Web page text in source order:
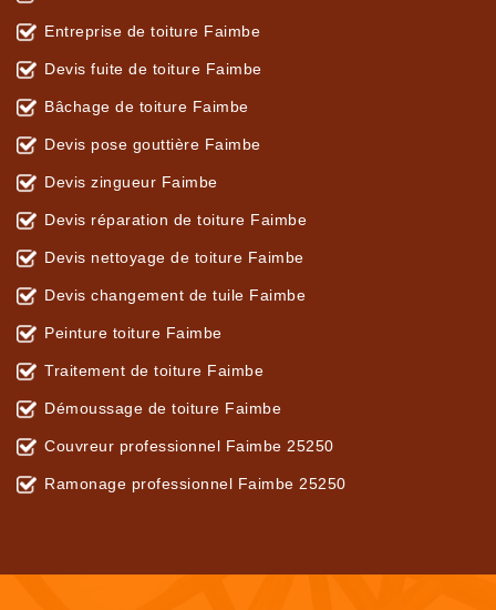
Entreprise de toiture Faimbe
Devis fuite de toiture Faimbe
Bâchage de toiture Faimbe
Devis pose gouttière Faimbe
Devis zingueur Faimbe
Devis réparation de toiture Faimbe
Devis nettoyage de toiture Faimbe
Devis changement de tuile Faimbe
Peinture toiture Faimbe
Traitement de toiture Faimbe
Démoussage de toiture Faimbe
Couvreur professionnel Faimbe 25250
Ramonage professionnel Faimbe 25250